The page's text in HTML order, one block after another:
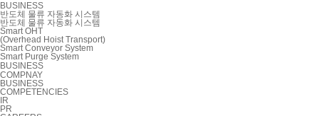
BUSINESS
반도체 물류 자동화 시스템
반도체 물류 자동화 시스템
Smart OHT
(Overhead Hoist Transport)
Smart Conveyor System
Smart Purge System
BUSINESS
COMPNAY
BUSINESS
COMPETENCIES
IR
PR